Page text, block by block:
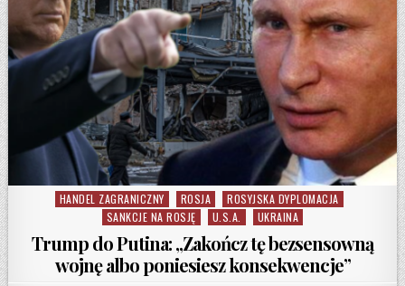
Posted in
HANDEL ZAGRANICZNY ROSJA
ROSYJSKA DYPLOMACJA
SANKCJE NA ROSJĘ
U.S.A. UKRAINA
Trump do Putina: „Zakończ tę bezsensowną
wojnę albo poniesiesz konsekwencje”